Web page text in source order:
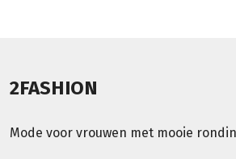
2FASHION
Mode voor vrouwen met mooie